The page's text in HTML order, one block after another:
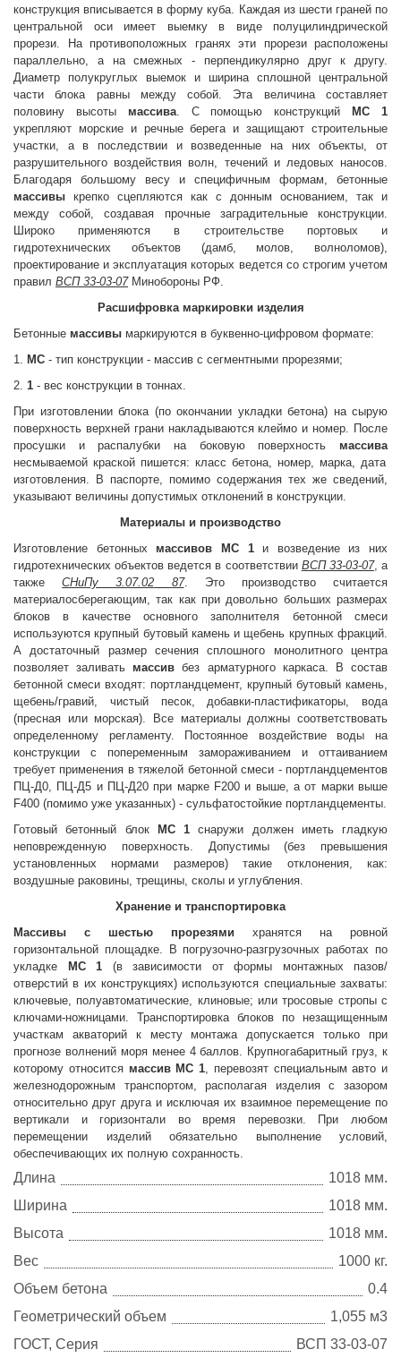
конструкция вписывается в форму куба. Каждая из шести граней по
центральной оси имеет выемку в виде полуцилиндрической
прорези. На противоположных гранях эти прорези расположены
параллельно, а на смежных - перпендикулярно друг к другу.
Диаметр полукруглых выемок и ширина сплошной центральной
части блока равны между собой. Эта величина составляет
половину высоты массива. С помощью конструкций
МС 1
укрепляют морские и речные берега и защищают строительные
участки, а в последствии и возведенные на них объекты, от
разрушительного воздействия волн, течений и ледовых наносов.
Благодаря большому весу и специфичным формам, бетонные
массивы крепко сцепляются как с донным основанием, так и
между собой, создавая прочные заградительные конструкции.
Широко применяются в строительстве портовых и
гидротехнических объектов (дамб, молов, волноломов),
проектирование и эксплуатация которых ведется со строгим учетом
правил ВСП 33-03-07Минобороны РФ.
Расшифровка маркировки изделия
Бетонные массивы маркируются в буквенно-цифровом формате:
1. МС - тип конструкции - массив с сегментными прорезями;
2. 1 - вес конструкции в тоннах.
При изготовлении блока (по окончании укладки бетона) на сырую
поверхность верхней грани накладываются клеймо и номер. После
просушки и распалубки на боковую поверхность массива
несмываемой краской пишется: класс бетона, номер, марка, дата
изготовления. В паспорте, помимо содержания тех же сведений,
указывают величины допустимых отклонений в конструкции.
Материалы и производство
Изготовление бетонных массивов МС 1 и возведение из них
гидротехнических объектов ведется в соответствии ВСП 33-03-07, а
такжеСНиПу 3.07.02 87. Это производство считается
материалосберегающим, так как при довольно больших размерах
блоков в качестве основного заполнителя бетонной смеси
используются крупный бутовый камень и щебень крупных фракций.
А достаточный размер сечения сплошного монолитного центра
позволяет заливать массив без арматурного каркаса. В состав
бетонной смеси входят: портландцемент, крупный бутовый камень,
щебень/гравий, чистый песок, добавки-пластификаторы, вода
(пресная или морская). Все материалы должны соответствовать
определенному регламенту. Постоянное воздействие воды на
конструкции с попеременным замораживанием и оттаиванием
требует применения в тяжелой бетонной смеси - портландцементов
ПЦ-Д0, ПЦ-Д5 и ПЦ-Д20 при марке F200 и выше, а от марки выше
F400 (помимо уже указанных) - сульфатостойкие портландцементы.
Готовый бетонный блок
МС 1снаружи должен иметь гладкую
неповрежденную поверхность. Допустимы (без превышения
установленных нормами размеров) такие отклонения, как:
воздушные раковины, трещины, сколы и углубления.
Хранение и транспортировка
Массивы с шестью прорезями хранятся на ровной
горизонтальной площадке. В погрузочно-разгрузочных работах по
укладке
МС 1 (в зависимости от формы монтажных пазов/
отверстий в их конструкциях) используются специальные захваты:
ключевые, полуавтоматические, клиновые; или тросовые стропы с
ключами-ножницами. Транспортировка блоков по незащищенным
участкам акваторий к месту монтажа допускается только при
прогнозе волнений моря менее 4 баллов. Крупногабаритный груз, к
которому относится массив МС 1, перевозят специальным авто и
железнодорожным транспортом, располагая изделия с зазором
относительно друг друга и исключая их взаимное перемещение по
вертикали и горизонтали во время перевозки. При любом
перемещении изделий
обязательно выполнение условий,
обеспечивающих их полную сохранность.
Длина
1018 мм.
Ширина
1018 мм.
Высота
1018 мм.
Вес
1000 кг.
Объем бетона
0.4
Геометрический объем
1,055 м3
ГОСТ, Серия
ВСП 33-03-07